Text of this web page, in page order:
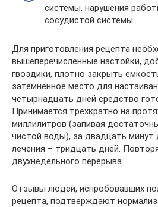
системы, нарушения
сосудистой системы.
Для приготовления рецепта
вышеперечисленные настойки,
гвоздики, плотно закрыть
затемненное место для
четырнадцать дней средство
Принимается трехкратно на
миллилитров (запивая
чистой воды), за двадцать минут
лечения – тридцать дней.
двухнедельного перерыва.
Отзывы людей, испробовавших
рецепта, подтверждают